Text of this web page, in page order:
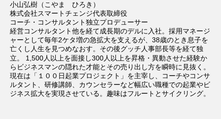
小山弘樹（こやま ひろき）
株式会社スマートチェンジ代表取締役
コーチ・コンサルタント独立プロデューサー
経営コンサルタント他を経て成長期のデルに入社。採用マネージ
ャーとして毎年2ケタ増の急拡大を支えるが、38歳のとき息子を
亡くし人生を見つめなおす。その後グッチ人事部長等を経て独
立。
1,500人以上を面接し300人以上を昇格・異動させた経験か
らビジネスマンの隠れた才能とその売り出し方を瞬時に見抜く。
現在は「１００日起業プロジェクト」を主宰し、コーチやコンサ
ルタント、研修講師、カウンセラーなど幅広い職種での起業やビ
ジネス拡大を実現させている。趣味はフルートとサイクリング。